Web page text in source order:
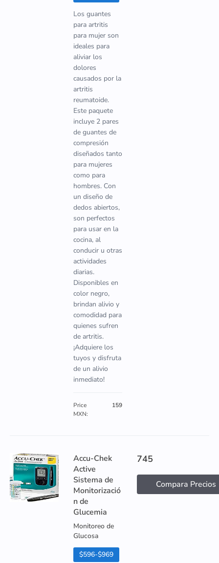
Los guantes
para artritis
para mujer son
ideales para
aliviar los
dolores
causados por la
artritis
reumatoide.
Este paquete
incluye 2 pares
de guantes de
compresión
diseñados tanto
para mujeres
como para
hombres. Con
un diseño de
dedos abiertos,
son perfectos
para usar en la
cocina, al
conducir u otras
actividades
diarias.
Disponibles en
color negro,
brindan alivio y
comodidad para
quienes sufren
de artritis.
¡Adquiere los
tuyos y disfruta
de un alivio
inmediato!
Price
MXN:
159
Accu-Chek
Active
Sistema de
Monitorizació
n de
Glucemia
Monitoreo de
Glucosa
$596-$969
745
Compara Precios